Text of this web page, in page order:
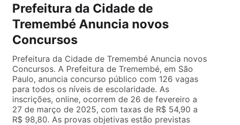
Prefeitura da Cidade de
Tremembé Anuncia novos
Concursos
Prefeitura da Cidade de Tremembé Anuncia novos
Concursos. A Prefeitura de Tremembé, em São
Paulo, anuncia concurso público com 126 vagas
para todos os níveis de escolaridade. As
inscrições, online, ocorrem de 26 de fevereiro a
27 de março de 2025, com taxas de R$ 54,90 a
R$ 98,80. As provas objetivas estão previstas